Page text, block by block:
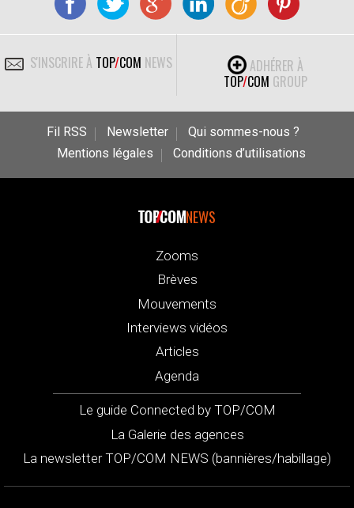
S'INSCRIRE À TOP/COM NEWS
ADHÉRER À
TOP/COM GROUP
Fil RSS Newsletter
Qui sommes-nous ?
Mentions légales
Conditions d’utilisations
NEWS
Zooms
Brèves
Mouvements
Interviews vidéos
Articles
Agenda
Le guide Connected by TOP/COM
La Galerie des agences
La newsletter TOP/COM NEWS (bannières/habillage)